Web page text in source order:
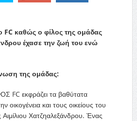
καθώς ο φίλος της ομάδας
έχασε την ζωή του ενώ
της ομάδας:
FC εκφράζει τα βαθύτατα
οικογένεια και τους οικείους του
Χατζηαλεξάνδρου. Ένας